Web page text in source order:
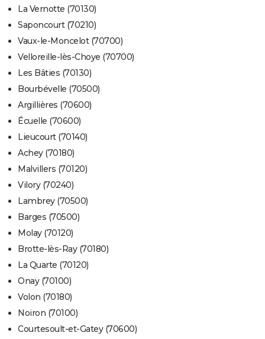
La Vernotte (70130)
Saponcourt (70210)
Vaux-le-Moncelot (70700)
Velloreille-lès-Choye (70700)
Les Bâties (70130)
Bourbévelle (70500)
Argillières (70600)
Écuelle (70600)
Lieucourt (70140)
Achey (70180)
Malvillers (70120)
Vilory (70240)
Lambrey (70500)
Barges (70500)
Molay (70120)
Brotte-lès-Ray (70180)
La Quarte (70120)
Onay (70100)
Volon (70180)
Noiron (70100)
Courtesoult-et-Gatey (70600)